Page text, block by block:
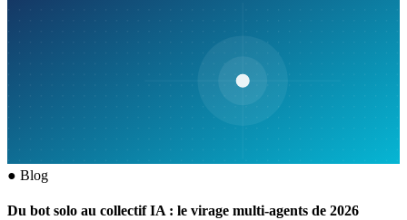
● Blog
Du bot solo au collectif IA : le virage multi-agents de 2026